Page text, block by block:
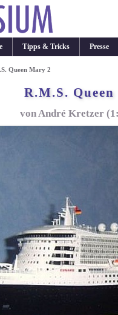
Tipps & Tricks Presse
Queen Mary 2
R.M.S.
von André Kretzer